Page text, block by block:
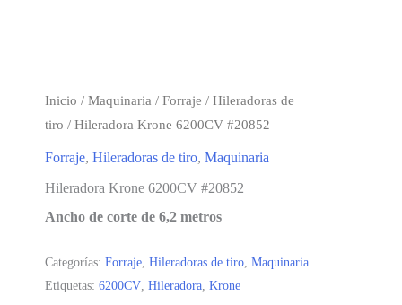
Inicio / Maquinaria / Forraje / Hileradoras de
tiro / Hileradora Krone 6200CV #20852
Forraje, Hileradoras de tiro, Maquinaria
Hileradora Krone 6200CV #20852
Ancho de corte de 6,2 metros
Categorías: Forraje, Hileradoras de tiro, Maquinaria
Etiquetas: 6200CV, Hileradora, Krone